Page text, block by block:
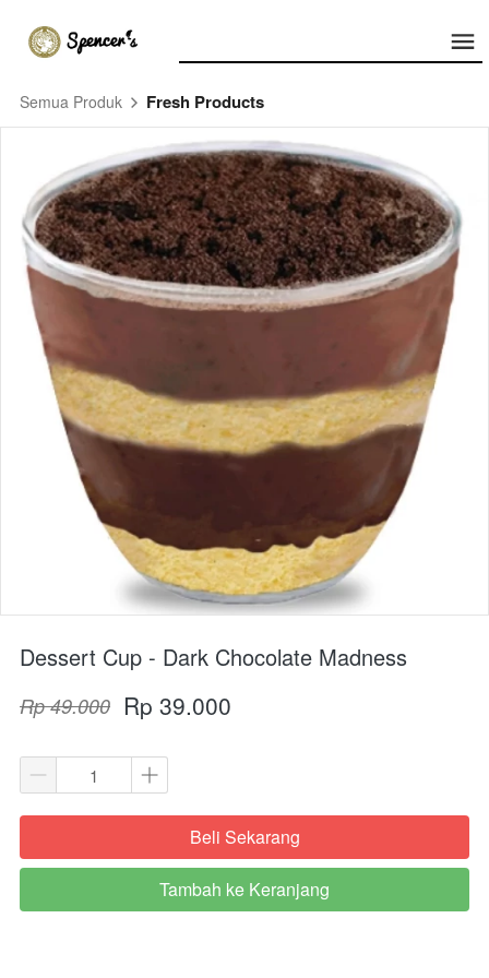
Semua Produk Fresh Products
Dessert Cup - Dark Chocolate Madness
Rp 49.000 Rp 39.000
`Beli Sekarang
`
Tambah ke Keranjang